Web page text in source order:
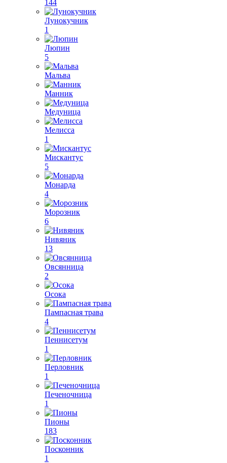
144
Лунокучник
1
Люпин
5
Мальва
Манник
Медуница
Мелисса
1
Мискантус
5
Монарда
4
Морозник
6
Нивяник
13
Овсянница
2
Осока
Пампасная трава
4
Пеннисетум
1
Перловник
1
Печеночница
1
Пионы
183
Посконник
1